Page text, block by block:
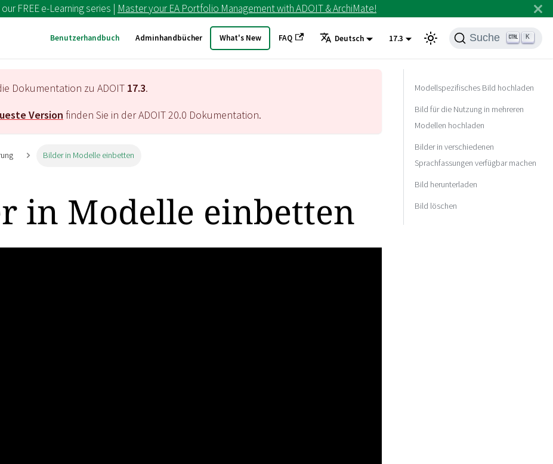
FREE e-Learning series | Master your EA Portfolio Management with ADOIT & ArchiMate!
Benutzerhandbuch Adminhandbücher What's New FAQ Deutsch 17.3 Suche K
Dokumentation zu ADOIT 17.3.
Version finden Sie in der ADOIT20.0 Dokumentation.
Bilder in Modelle einbetten
in Modelle einbetten
Modellspezifisches Bild hochladen
Bild für die Nutzung in mehreren
Modellen hochladen
Bilder in verschiedenen
Sprachfassungen verfügbar machen
Bild herunterladen
Bild löschen